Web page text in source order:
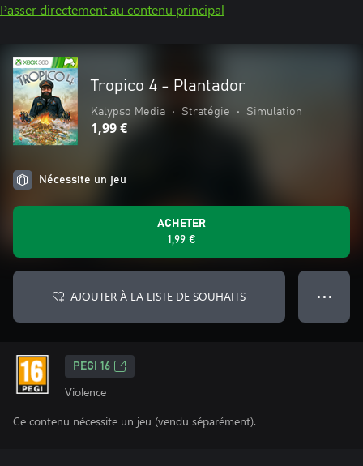
Passer directement au contenu principal
Tropico 4 - Plantador
Kalypso Media • Stratégie • Simulation
1,99 €
Nécessite un jeu
ACHETER
1,99 €
AJOUTER À LA LISTE DE SOUHAITS ● ● ●
PEGI 16
Violence
Ce contenu nécessite un jeu (vendu séparément).